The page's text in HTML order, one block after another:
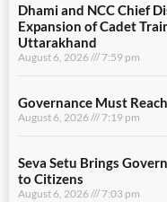
Dhami and NCC Chief
Expansion of Cadet
Uttarakhand
August 6, 2026 7:59 pm
Governance Must
August 6, 2026 7:19 pm
Seva Setu Brings
to Citizens
August 6, 2026 7:03 pm